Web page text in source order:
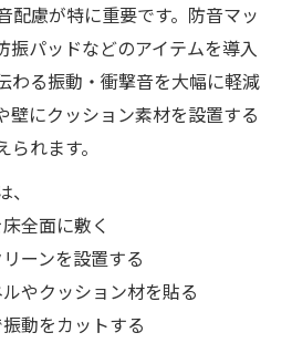
配慮が特に重要です。防音マッ
振パッドなどのアイテムを導入
わる振動・衝撃音を大幅に軽減
壁にクッション素材を設置する
れます。
全面に敷く
ーンを設置する
やクッション材を貼る
動をカットする